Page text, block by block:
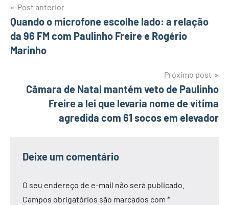
Navegação
de
Post
Post anterior
Quando o microfone escolhe lado: a relação
da 96 FM com Paulinho Freire e Rogério
Marinho
Próximo post
Câmara de Natal mantém veto de Paulinho
Freire a lei que levaria nome de vítima
agredida com 61 socos em elevador
Deixe um comentário
O seu endereço de e-mail não será publicado.
Campos obrigatórios são marcados com *